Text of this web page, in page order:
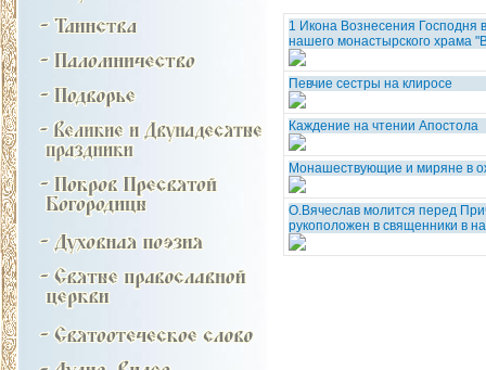
1 Икона Вознесения Господня
нашего монастырского храма
Певчие сестры на клиросе
Каждение на чтении Апостола
Монашествующие и миряне в
О.Вячеслав молится перед
рукоположен в священники в